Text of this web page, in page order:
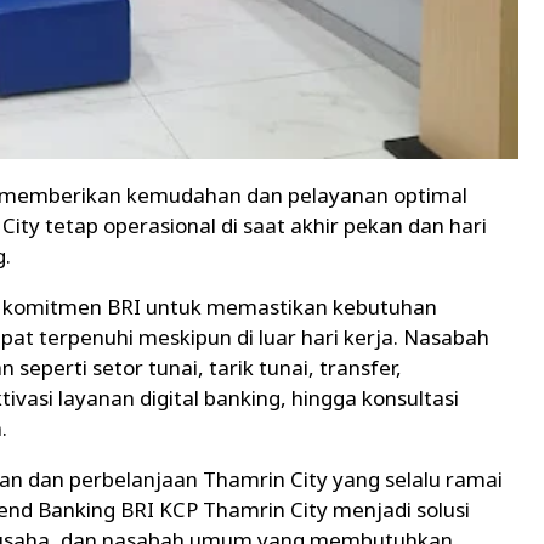
kemudahan dan pelayanan optimal
tetap operasional di saat akhir pekan dan hari
BRI untuk memastikan kebutuhan
terpenuhi meskipun di luar hari kerja. Nasabah
seperti setor tunai, tarik tunai, transfer,
layanan digital banking, hingga konsultasi
dan perbelanjaan Thamrin City yang selalu ramai
Banking BRI KCP Thamrin City menjadi solusi